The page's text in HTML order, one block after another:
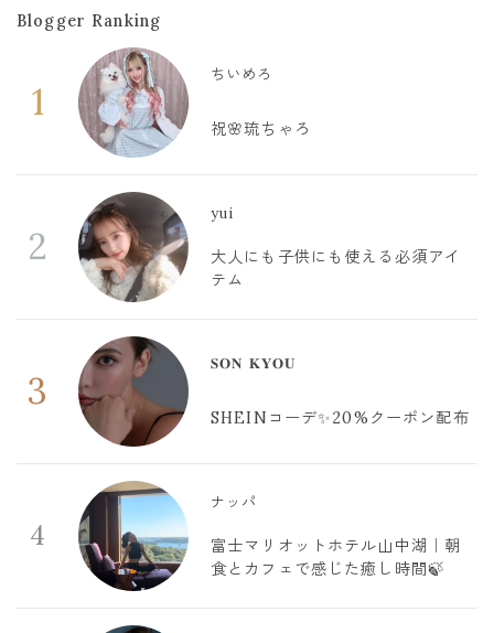
Blogger Ranking
1
ちいめろ
祝🌸琉ちゃろ
2
yui
大人にも子供にも使える必須アイ
テム
3
𝐒𝐎𝐍 𝐊𝐘𝐎𝐔
SHEINコーデ✨20%クーポン配布
4
ナッパ
富士マリオットホテル山中湖｜朝
食とカフェで感じた癒し時間🍃